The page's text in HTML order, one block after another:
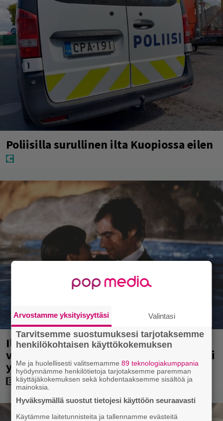
Poliisilla surullinen ilta Kuopiossa eilen
Illalla tv:ssä: 007-elokuva jossa
vältettiin petipuuhia – päätähti paljasti
yllättävän syyn vuonna 2007
Arvostamme yksityisyyttäsi Valintasi
Tarvitsemme suostumuksesi tarjotaksemme
henkilökohtaisen käyttökokemuksen
Me ja huolellisesti valitsemamme89 teknologiakumppania
hyödynnämme henkilötietoja tarjotaksemme paremman
käyttäjäkokemuksen sekä kohdentaaksemme sisältöä ja
mainoksia.
Hyväksymällä suostut tietojesi käyttöön seuraavasti
Käytämme laitetunnisteita ja tallennamme evästeitä